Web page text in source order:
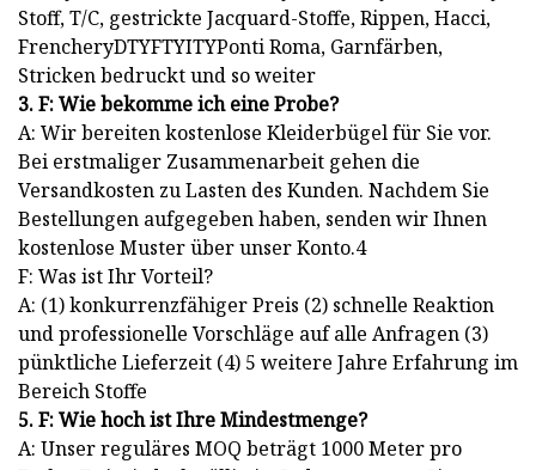
Stoff, T/C, gestrickte Jacquard-Stoffe, Rippen, Hacci,
FrencheryDTYFTYITYPonti Roma, Garnfärben,
Stricken bedruckt und so weiter
3. F: Wie bekomme ich eine Probe?
A: Wir bereiten kostenlose Kleiderbügel für Sie vor.
Bei erstmaliger Zusammenarbeit gehen die
Versandkosten zu Lasten des Kunden. Nachdem Sie
Bestellungen aufgegeben haben, senden wir Ihnen
kostenlose Muster über unser Konto.4
F: Was ist Ihr Vorteil?
A: (1) konkurrenzfähiger Preis (2) schnelle Reaktion
und professionelle Vorschläge auf alle Anfragen (3)
pünktliche Lieferzeit (4) 5 weitere Jahre Erfahrung im
Bereich Stoffe
5. F: Wie hoch ist Ihre Mindestmenge?
A: Unser reguläres MOQ beträgt 1000 Meter pro